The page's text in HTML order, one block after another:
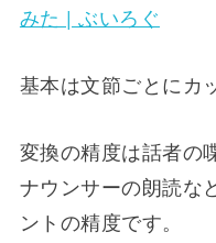
みた | ぶいろぐ
基本は文節ごとにカ
変換の精度は話者の
ナウンサーの朗読な
ントの精度です。